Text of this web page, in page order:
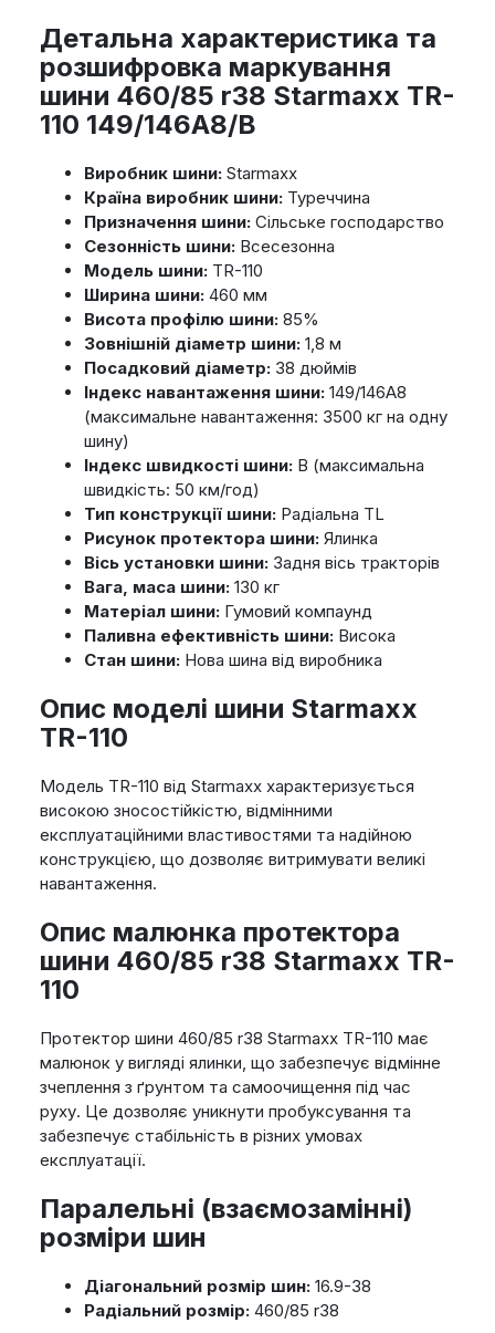
Детальна характеристика та
розшифровка маркування
шини 460/85 r38 Starmaxx TR-
110 149/146A8/B
Виробник шини:Starmaxx
Країна виробник шини:Туреччина
Призначення шини:Сільське господарство
Сезонність шини:Всесезонна
Модель шини:TR-110
Ширина шини:460 мм
Висота профілю шини:85%
Зовнішній діаметр шини:1,8 м
Посадковий діаметр:38 дюймів
Індекс навантаження шини:149/146A8
(максимальне навантаження: 3500 кг на одну
шину)
Індекс швидкості шини:B (максимальна
швидкість: 50 км/год)
Тип конструкції шини:Радіальна TL
Рисунок протектора шини:Ялинка
Вісь установки шини:Задня вісь тракторів
Вага, маса шини:130 кг
Матеріал шини:Гумовий компаунд
Паливна ефективність шини:Висока
Стан шини:Нова шина від виробника
Опис моделі шини Starmaxx
TR-110
Модель TR-110 від Starmaxx характеризується
високою зносостійкістю, відмінними
експлуатаційними властивостями та надійною
конструкцією, що дозволяє витримувати великі
навантаження.
Опис малюнка протектора
шини 460/85 r38 Starmaxx TR-
110
Протектор шини 460/85 r38 Starmaxx TR-110 має
малюнок у вигляді ялинки, що забезпечує відмінне
зчеплення з ґрунтом та самоочищення під час
руху. Це дозволяє уникнути пробуксування та
забезпечує стабільність в різних умовах
експлуатації.
Паралельні (взаємозамінні)
розміри шин
Діагональний розмір шин:16.9-38
Радіальний розмір:460/85 r38